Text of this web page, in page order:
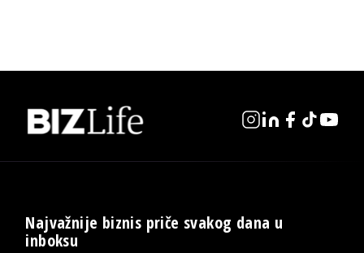
Najvažnije biznis priče svakog dana u
inboksu